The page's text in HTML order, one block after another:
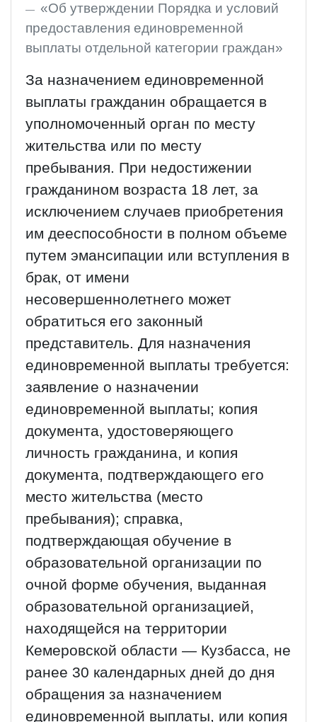
«Об утверждении Порядка и условий
предоставления единовременной
выплаты отдельной категории граждан»
За назначением единовременной
выплаты гражданин обращается в
уполномоченный орган по месту
жительства или по месту
пребывания. При недостижении
гражданином возраста 18 лет, за
исключением случаев приобретения
им дееспособности в полном объеме
путем эмансипации или вступления в
брак, от имени
несовершеннолетнего может
обратиться его законный
представитель. Для назначения
единовременной выплаты требуется:
заявление о назначении
единовременной выплаты; копия
документа, удостоверяющего
личность гражданина, и копия
документа, подтверждающего его
место жительства (место
пребывания); справка,
подтверждающая обучение в
образовательной организации по
очной форме обучения, выданная
образовательной организацией,
находящейся на территории
Кемеровской области — Кузбасса, не
ранее 30 календарных дней до дня
обращения за назначением
единовременной выплаты, или копия